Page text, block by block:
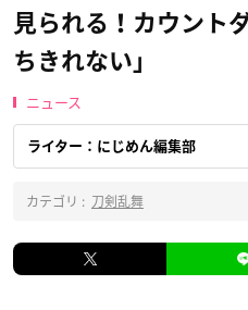
見られる！カウント
ちきれない」
ニュース
ライター：にじめん編集部
カテゴリ : 刀剣乱舞